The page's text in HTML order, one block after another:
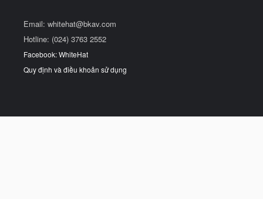
Email: whitehat@bkav.com
Hotline: (024) 3763 2552
Facebook: WhiteHat
Quy định và điều khoản sử dụng